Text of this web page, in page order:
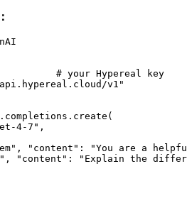
# your Hypereal key
v1"
4-7",
"content": "You are a
"content": "Explain the